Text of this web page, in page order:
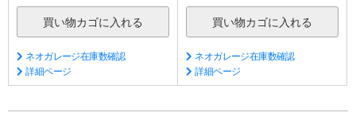
ネオガレージ在庫数確認
詳細ページ
ネオガレージ在庫数確認
詳細ページ